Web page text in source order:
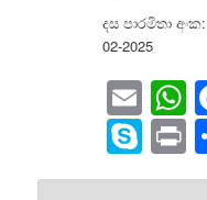
දස පාරමිතා
02-2025